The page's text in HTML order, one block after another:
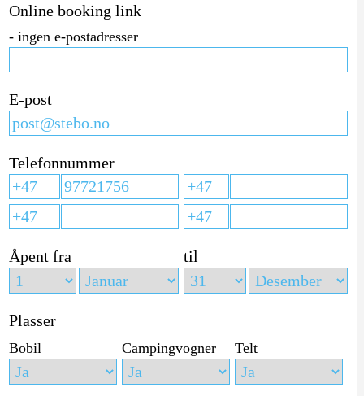
Online booking link
- ingen e-postadresser
E-post
Telefonnummer
Åpent fra til
Plasser
Bobil Campingvogner Telt